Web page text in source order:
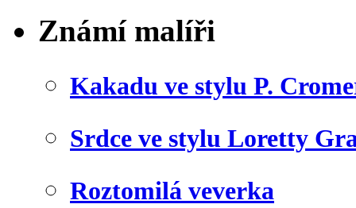
Známí malíři
Kakadu ve stylu P.
Srdce ve stylu Loretty
Roztomilá veverka